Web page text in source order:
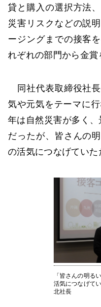
貸と購入の選択方法
災害リスクなどの説
ージングまでの接客
れぞれの部門から金賞
同社代表取締役社
気や元気をテーマに
年は自然災害が多く
だったが、皆さんの
の活気につなげていた
「皆さんの明る
活気につなげて
北社長